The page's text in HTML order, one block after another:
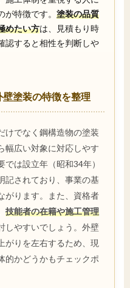
特徴です。 塗装の品質
めたい方は、見積もり時
認すると相性を判断しや
塗装の特徴を整理
けでなく鋼構造物の塗装
幅広い対象に対応しやす
は設立年（昭和34年）
記されており、事業の基
がります。また、資格者
技能者の在籍や施工管理
しやすいでしょう。外壁
がりを左右するため、現
的かどうかもチェックポ